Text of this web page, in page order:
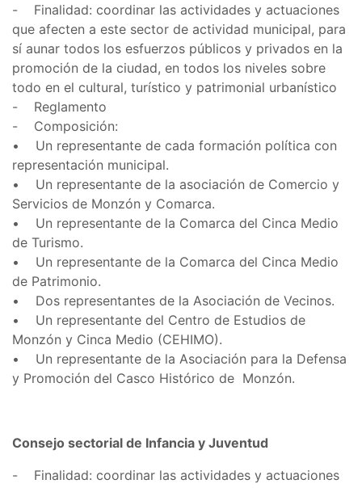
- Finalidad: coordinar las actividades y actuaciones
que afecten a este sector de actividad municipal, para
sí aunar todos los esfuerzos públicos y privados en la
promoción de la ciudad, en todos los niveles sobre
todo en el cultural, turístico y patrimonial urbanístico
- Reglamento
- Composición:
• Un representante de cada formación política con
representación municipal.
• Un representante de la asociación de Comercio y
Servicios de Monzón y Comarca.
• Un representante de la Comarca del Cinca Medio
de Turismo.
• Un representante de la Comarca del Cinca Medio
de Patrimonio.
• Dos representantes de la Asociación de Vecinos.
• Un representante del Centro de Estudios de
Monzón y Cinca Medio (CEHIMO).
• Un representante de la Asociación para la Defensa
y Promoción del Casco Histórico de Monzón.
Consejo sectorial de Infancia y Juventud
- Finalidad: coordinar las actividades y actuaciones